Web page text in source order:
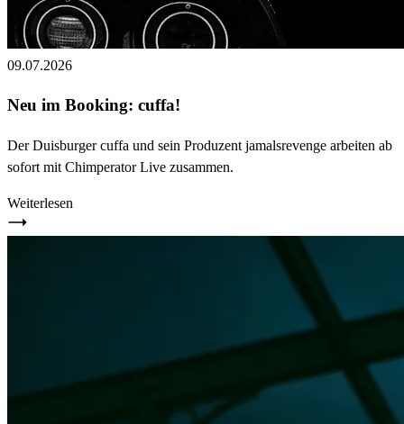
09.07.2026
Neu im Booking: cuffa!
Der Duisburger cuffa und sein Produzent jamalsrevenge arbeiten ab
sofort mit Chimperator Live zusammen.
Weiterlesen